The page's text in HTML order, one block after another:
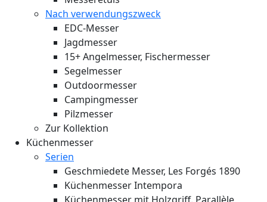
Nach verwendungszweck
EDC-Messer
Jagdmesser
15+ Angelmesser, Fischermesser
Segelmesser
Outdoormesser
Campingmesser
Pilzmesser
Zur Kollektion
Küchenmesser
Serien
Geschmiedete Messer, Les Forgés 1890
Küchenmesser Intempora